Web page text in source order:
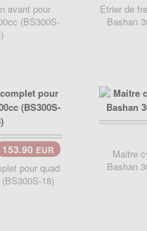
avant pour
(BS300S-
Etrier de
Bashan
153.90 EUR
pour quad
18)
Maitre
Bashan